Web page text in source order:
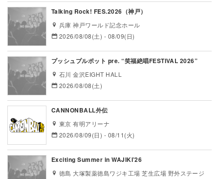
Talking Rock! FES.2026（神戸）
兵庫 神戸ワールド記念ホール
2026/08/08(土) - 08/09(日)
プッシュプルポット pre. “笑福絶唱FESTIVAL 2026”
石川 金沢EIGHT HALL
2026/08/08(土)
CANNONBALL外伝
東京 有明アリーナ
2026/08/09(日) - 08/11(火)
Exciting Summer in WAJIKI’26
徳島 大塚製薬徳島ワジキ工場 芝生広場 野外ステージ